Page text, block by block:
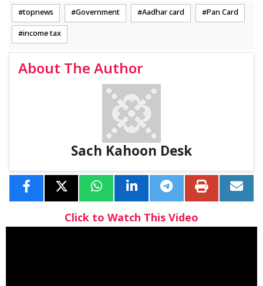
topnews Government Aadhar card Pan Card
income tax
About The Author
Sach Kahoon Desk
Click to Watch This Video